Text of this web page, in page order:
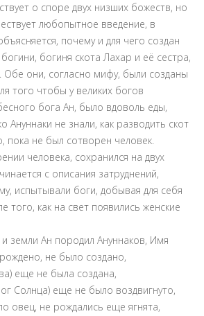
о споре двух низших божеств, но
любопытное введение, в
почему и для чего создан
богиня скота Лахар и её сестра,
Обе они, согласно мифу, были созданы
того чтобы у великих богов
бога Ан, было вдоволь еды,
Ануннаки не знали, как разводить скот
пока не был сотворен человек.
человека, сохранился на двух
с описания затруднений,
испытывали боги, добывая для себя
того, как на свет появились женские
земли Ан породил Ануннаков, Имя
не было создано,
еще не была создана,
Солнца) еще не было воздвигнуто,
овец, не рождались еще ягнята,